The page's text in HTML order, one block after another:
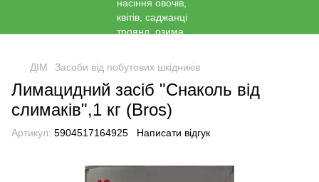
ДІМ Засоби від побутових шкідників
Лимацидний засіб "Снаколь від
слимаків",1 кг (Bros)
Артикул: 5904517164925 Написати відгук